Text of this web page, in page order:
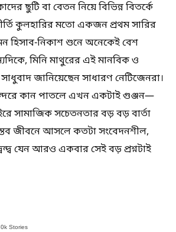
ছুটি বা বেতন নিয়ে বিভিন্ন বিতর্কে
কুলহারির মতো একজন প্রথম সারির
হিসাব-নিকাশ শুনে অনেকেই বেশ
মিনি মাথুরের এই মানবিক ও
জানিয়েছেন সাধারণ নেটিজেনরা।
কান পাতলে এখন একটাই গুঞ্জন—
সামাজিক সচেতনতার বড় বড় বার্তা
জীবনে আসলে কতটা সংবেদনশীল,
যেন আরও একবার সেই বড় প্রশ্নটাই
Stories